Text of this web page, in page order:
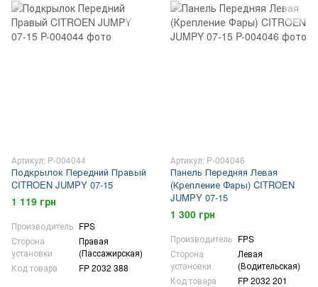
Артикул: P-004044
Подкрылок Передний Правый
CITROEN JUMPY 07-15
1 119 грн
Производитель FPS
Сторона
установки
Правая
(Пассажирская)
Код товара
FP 2032 388
Артикул: P-004046
Панель Передняя Левая
(Крепление Фары) CITROEN
JUMPY 07-15
1 300 грн
Производитель FPS
Сторона
установки
Левая
(Водительская)
Код товара
FP 2032 201